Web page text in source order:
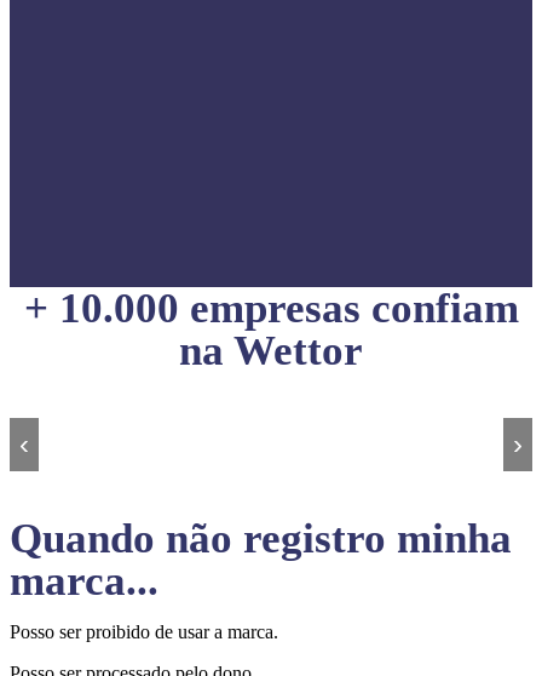
+ 10.000 empresas confiam
na Wettor
‹ ›
Quando não registro minha
marca...
Posso ser proibido de usar a marca.